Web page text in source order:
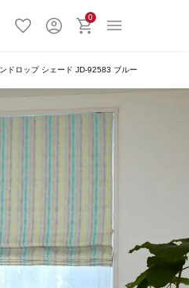
0
ドロップ シェード JD-92583 ブルー